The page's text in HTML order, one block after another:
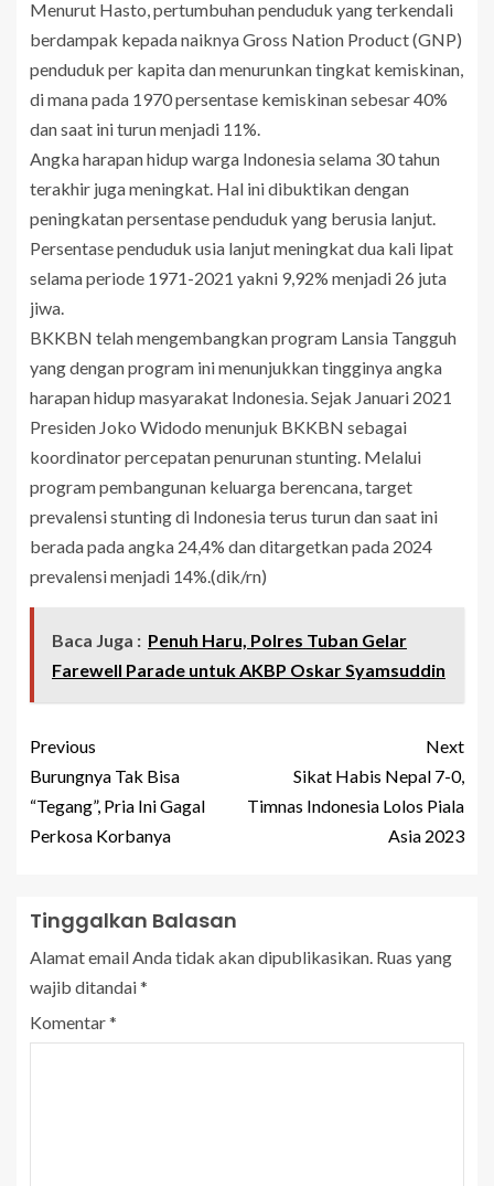
Menurut Hasto, pertumbuhan penduduk yang terkendali
berdampak kepada naiknya Gross Nation Product (GNP)
penduduk per kapita dan menurunkan tingkat kemiskinan,
di mana pada 1970 persentase kemiskinan sebesar 40%
dan saat ini turun menjadi 11%.
Angka harapan hidup warga Indonesia selama 30 tahun
terakhir juga meningkat. Hal ini dibuktikan dengan
peningkatan persentase penduduk yang berusia lanjut.
Persentase penduduk usia lanjut meningkat dua kali lipat
selama periode 1971-2021 yakni 9,92% menjadi 26 juta
jiwa.
BKKBN telah mengembangkan program Lansia Tangguh
yang dengan program ini menunjukkan tingginya angka
harapan hidup masyarakat Indonesia. Sejak Januari 2021
Presiden Joko Widodo menunjuk BKKBN sebagai
koordinator percepatan penurunan stunting. Melalui
program pembangunan keluarga berencana, target
prevalensi stunting di Indonesia terus turun dan saat ini
berada pada angka 24,4% dan ditargetkan pada 2024
prevalensi menjadi 14%.(dik/rn)
Baca Juga : Penuh Haru, Polres Tuban Gelar
Farewell Parade untuk AKBP Oskar Syamsuddin
Previous
Burungnya Tak Bisa
“Tegang”, Pria Ini Gagal
Perkosa Korbanya
Next
Sikat Habis Nepal 7-0,
Timnas Indonesia Lolos Piala
Asia 2023
Tinggalkan Balasan
Alamat email Anda tidak akan dipublikasikan. Ruas yang
wajib ditandai*
Komentar*